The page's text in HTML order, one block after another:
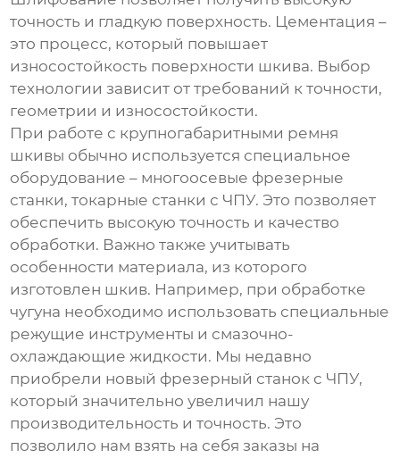
точность и гладкую поверхность. Цементация –
это процесс, который повышает
износостойкость поверхности шкива. Выбор
технологии зависит от требований к точности,
геометрии и износостойкости.
При работе с крупногабаритными ремня
шкивы обычно используется специальное
оборудование – многоосевые фрезерные
станки, токарные станки с ЧПУ. Это позволяет
обеспечить высокую точность и качество
обработки. Важно также учитывать
особенности материала, из которого
изготовлен шкив. Например, при обработке
чугуна необходимо использовать специальные
режущие инструменты и смазочно-
охлаждающие жидкости. Мы недавно
приобрели новый фрезерный станок с ЧПУ,
который значительно увеличил нашу
производительность и точность. Это
позволило нам взять на себя заказы на